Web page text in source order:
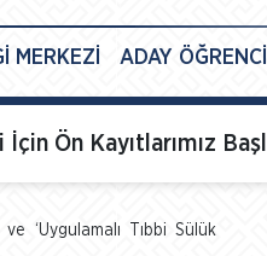
MERKEZİ ADAY ÖĞRENCİ
Ön Kayıtlarımız
‘Uygulamalı Tıbbi Sülük